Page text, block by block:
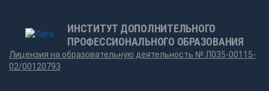
ИНСТИТУТ ДОПОЛНИТЕЛЬНОГО
ПРОФЕССИОНАЛЬНОГО ОБРАЗОВАНИЯ
Лицензия на образовательную деятельность № Л035-00115-
02/00120793